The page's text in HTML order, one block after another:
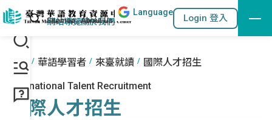
跳到主要內容區塊
::: 站內搜尋
網站導覽關於我們
Language
Login 登入
:::
首頁 華語學習者 來臺就讀 國際人才招生
International Talent Recruitment
國際人才招生